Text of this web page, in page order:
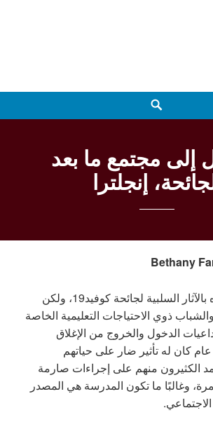
ENABLING
إلى مجتمع ما بعد
إنجلترا
شعر العالم بأسره بالآثار السلبية لجائحة كوفيد19، ولكن
ذوي الاحتياجات التعليمية الخاصة
الدخول والخروج من الإغلاق
كان له تأثير ضار على حياتهم
الكثيرون منهم على إجراءات صارمة
وغالبًا ما تكون المدرسة هي المصدر